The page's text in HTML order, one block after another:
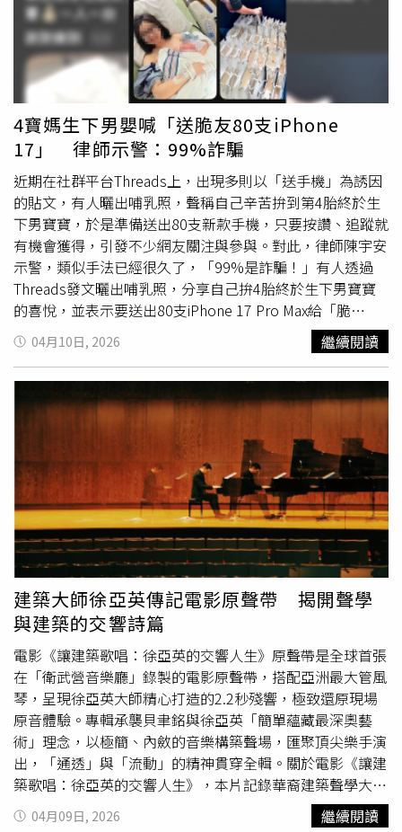
諾會積極運動恢復健康。
4寶媽生下男嬰喊「送脆友80支iPhone
17」 律師示警：99%詐騙
近期在社群平台Threads上，出現多則以「送手機」為誘因
的貼文，有人曬出哺乳照，聲稱自己辛苦拚到第4胎終於生
下男寶寶，於是準備送出80支新款手機，只要按讚、追蹤就
有機會獲得，引發不少網友關注與參與。對此，律師陳宇安
示警，類似手法已經很久了，「99%是詐騙！」有人透過
Threads發文曬出哺乳照，分享自己拚4胎終於生下男寶寶
的喜悅，並表示要送出80支iPhone 17 Pro Max給「脆
友」，強調已經送出45台，只要按讚追蹤即可，說到做到。
然而，也有另一個帳號上傳同樣的照片，內容也是努力4
胎、懷上男寶寶，丈夫從店裡準備80支iPhone 17要送給網
友，強調已送出10支手機，只需按讚追蹤、不用額外付錢。
對此，律師陳宇安於臉書粉專「巴毛律師混酥團」指出，
Threads上很多「生小孩要送手機」、「兒子考上律師要送
手機」、「家裡電信行關閉，要便宜賣」、「家裡有高價品
種貓要送養」的貼文，其實這些都是詐騙，「妥妥詐騙！」
陳宇安無奈道，這種手法已經很久了，最近看見新的貼文，
還是有人在下面「+1+1我也要」，「拜託呼籲一下大家，
這是詐騙！這種文章點進去發現新帳號，沒有其他貼文，
99%是詐騙！」文章一出，不少鄉民也紛紛在底下留言，
「自信一點是100%詐騙」、「到底誰會相信阿」、「不
只，還有送雨傘跟免費小提琴的」、「也有說要送碗盤的、
手工布偶、玩具、書籍等等」、「送脆友怎麼不送親友呢，
哈哈」、「因為下面+1+1有的是同行，在那邊幫忙喊+1，
讓你覺得我是不是不趕快喊就沒機會了」、「還有賣藍莓
的、酪梨的都是詐騙，上面寫的地址都Google不到」、
「從這個照片看就知道這個小孩在美國或是加拿大出生」、
「這張照片用好久了，至少半年了」。
04月10日, 2026 繼續閱讀
建築大師徐亞英傳記電影原聲帶 揭開聲學
與建築的交響詩篇
電影《讓建築歌唱：徐亞英的交響人生》原聲帶是全球首張
在「衛武營音樂廳」錄製的電影原聲帶，搭配亞洲最大管風
琴，呈現徐亞英大師精心打造的2.2秒殘響，極致還原現場
原音體驗。專輯承襲貝聿銘與徐亞英「簡單蘊藏最深奧藝
術」理念，以極簡、內斂的音樂構築聲場，匯聚頂尖樂手演
出，「通透」與「流動」的精神貫穿全輯。關於電影《讓建
築歌唱：徐亞英的交響人生》，本片記錄華裔建築聲學大師
「徐亞英」，一甲子的聲音追尋。他長年與貝聿銘、法蘭克
04月09日, 2026 繼續閱讀